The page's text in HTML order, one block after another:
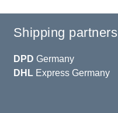
Shipping partners
DPD Germany
DHLExpress Germany